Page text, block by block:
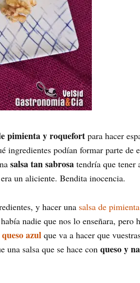
pimienta y roquefort para hacer
ingredientes podían formar parte de
salsa tan sabrosa tendría que
un aliciente. Bendita inocencia.
y hacer una salsa de pimienta
nadie que nos lo enseñara,
queso azul que va a hacer que
una salsa que se hace con queso y